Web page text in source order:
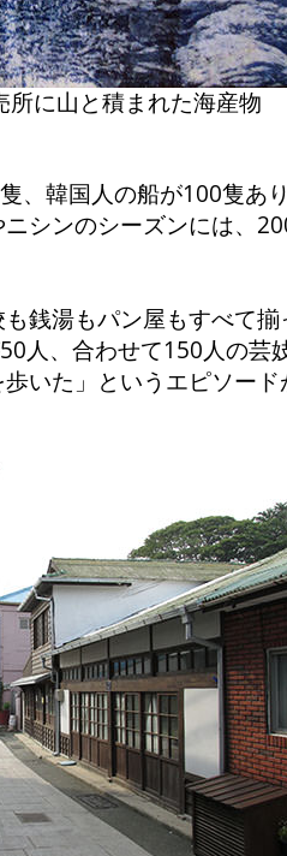
所に山と積まれた海産物
、韓国人の船が100隻あ
シンのシーズンには、
銭湯もパン屋もすべて揃
人、合わせて150人の芸
いた」というエピソード